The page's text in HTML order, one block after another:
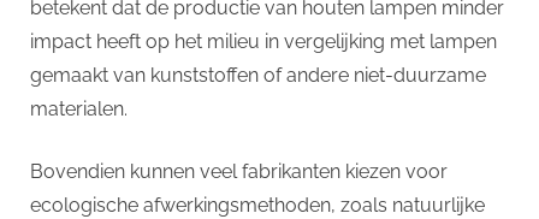
betekent dat de productie van houten lampen minder
impact heeft op het milieu in vergelijking met lampen
gemaakt van kunststoffen of andere niet-duurzame
materialen.
Bovendien kunnen veel fabrikanten kiezen voor
ecologische afwerkingsmethoden, zoals natuurlijke